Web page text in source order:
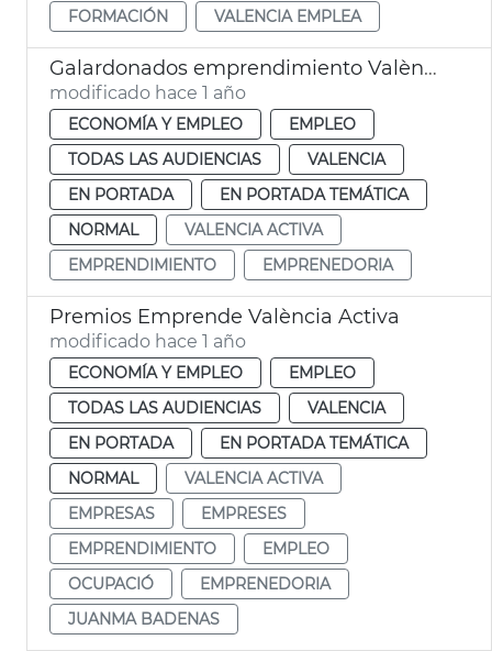
FORMACIÓN
VALENCIA EMPLEA
Galardonados emprendimiento València Activa
modificado hace 1 año
ECONOMÍA Y EMPLEO
EMPLEO
TODAS LAS AUDIENCIAS
VALENCIA
EN PORTADA
EN PORTADA TEMÁTICA
NORMAL
VALENCIA ACTIVA
EMPRENDIMIENTO
EMPRENEDORIA
Premios Emprende València Activa
modificado hace 1 año
ECONOMÍA Y EMPLEO
EMPLEO
TODAS LAS AUDIENCIAS
VALENCIA
EN PORTADA
EN PORTADA TEMÁTICA
NORMAL
VALENCIA ACTIVA
EMPRESAS
EMPRESES
EMPRENDIMIENTO
EMPLEO
OCUPACIÓ
EMPRENEDORIA
JUANMA BADENAS